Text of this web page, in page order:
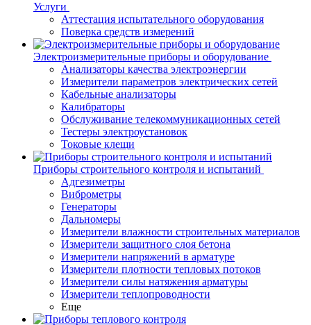
Услуги
Аттестация испытательного оборудования
Поверка средств измерений
Электроизмерительные приборы и оборудование
Анализаторы качества электроэнергии
Измерители параметров электрических сетей
Кабельные анализаторы
Калибраторы
Обслуживание телекоммуникационных сетей
Тестеры электроустановок
Токовые клещи
Приборы строительного контроля и испытаний
Адгезиметры
Виброметры
Генераторы
Дальномеры
Измерители влажности строительных материалов
Измерители защитного слоя бетона
Измерители напряжений в арматуре
Измерители плотности тепловых потоков
Измерители силы натяжения арматуры
Измерители теплопроводности
Еще